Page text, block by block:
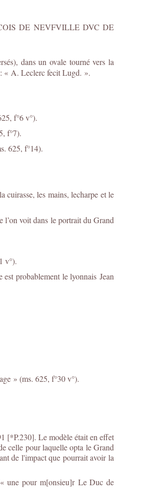
DE NEVFVILLE DVC DE
dans un ovale tourné vers la
A. Leclerc fecit Lugd. ».
f°6 v°).
f°7).
625, f°14).
les mains, lecharpe et le
voit dans le portrait du Grand
v°).
probablement le lyonnais Jean
» (ms. 625, f°30 v°).
[*P.230]. Le modèle était en effet
celle pour laquelle opta le Grand
de l'impact que pourrait avoir la
une pour m[onsieu]r Le Duc de